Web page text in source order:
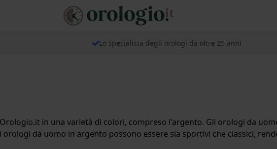
Lo specialista degli orologi da oltre 25 anni
in una varietà di colori, compreso l'argento. Gli orologi da
da uomo in argento possono essere sia sportivi che classici,